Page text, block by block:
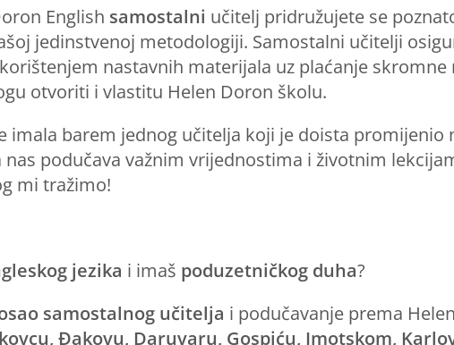
English samostalni učitelj pridružujete se
jedinstvenoj metodologiji. Samostalni učitelji
nastavnih materijala uz plaćanje
otvoriti i vlastitu Helen Doron školu.
imala barem jednog učitelja koji je doista
nas podučava važnim vrijednostima i životnim
mi tražimo!
jezika i imaš poduzetničkog duha?
samostalnog učitelja i podučavanje prema
Đakovu, Daruvaru, Gospiću, Imotskom,